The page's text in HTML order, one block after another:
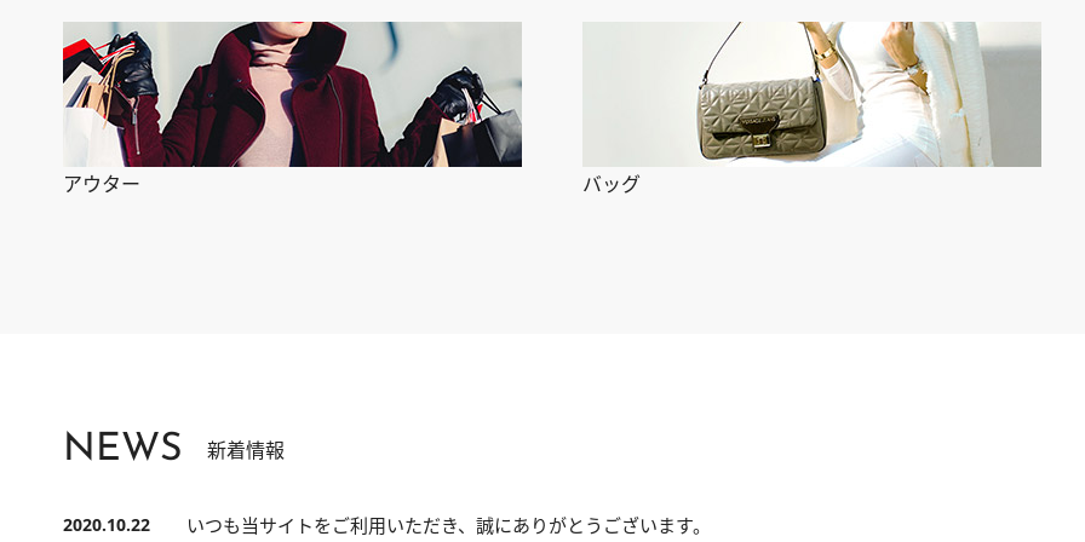
アウター バッグ
NEWS 新着情報
2020.10.22 いつも当サイトをご利用いただき、誠にありがとうございます。